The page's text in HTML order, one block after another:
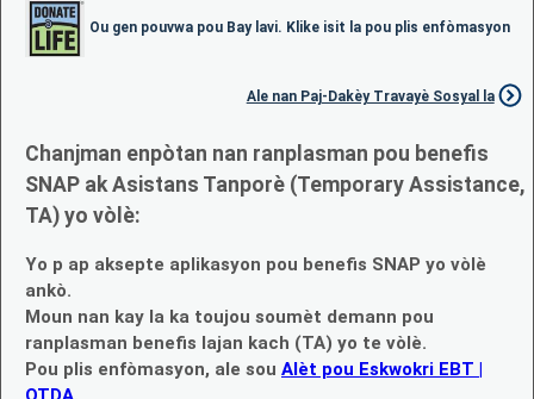
Ou gen pouvwa pou Bay lavi. Klike isit la pou plis enfòmasyon
Ale nan Paj-Dakèy Travayè Sosyal la
Chanjman enpòtan nan ranplasman pou benefis
SNAP ak Asistans Tanporè (Temporary Assistance,
TA) yo vòlè:
Yo p ap aksepte aplikasyon pou benefis SNAP yo vòlè
ankò.
Moun nan kay la ka toujou soumèt demann pou
ranplasman benefis lajan kach (TA) yo te vòlè.
Pou plis enfòmasyon, ale sou Alèt pou Eskwokri EBT |